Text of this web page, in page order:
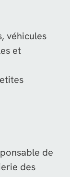
véhicules
et
de
des